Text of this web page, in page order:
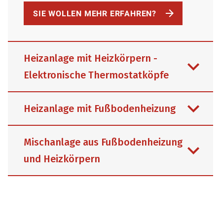
SIE WOLLEN MEHR ERFAHREN?
Heizanlage mit Heizkörpern -
Elektronische Thermostatköpfe
Heizanlage mit Fußbodenheizung
Mischanlage aus Fußbodenheizung
und Heizkörpern